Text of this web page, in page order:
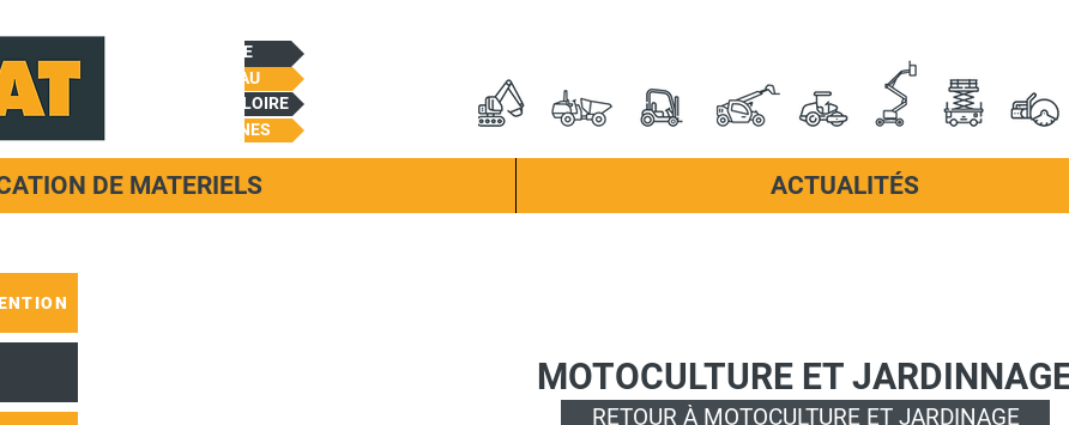
CHEMILLE
BEAUPREAU
CHALONNES/LOIRE
TREMENTINES
DE MATERIELS ACTUALITÉS
MOTOCULTURE ET
RETOUR À MOTOCULTURE ET JARDINAGE